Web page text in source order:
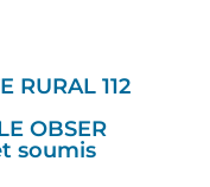
RURAL 112
OBSER
soumis